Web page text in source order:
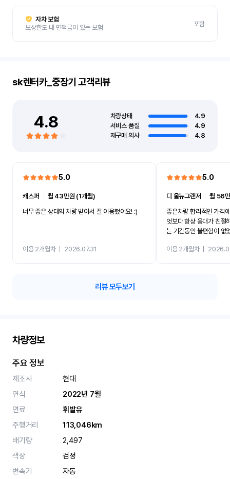
자차 보험
보상한도 내 면책금이 있는 보험
포함
sk렌터카_중장기 고객리뷰
4.8 차량상태
4.9
서비스 품질
4.9
재구매 의사
4.8
5.0
캐스퍼
월 43만원 (1개월)
너무 좋은 상태의 차량 받아서 잘 이용했어요! :)
이용 2개월차ㅣ 2026.07.31
5.0
디 올뉴그랜저 ㅣ월 56
좋은차량 합리적인 가격
엇보다 항상 응대가 친절
는 기간동안 불편함이 없
카 렌트 고민없이 강추합
이용 2개월차ㅣ
리뷰 모두보기
차량정보
주요 정보
제조사
현대
연식
2022년 7월
연료
휘발유
주행거리
113,046km
배기량
2,497
색상
검정
변속기
자동